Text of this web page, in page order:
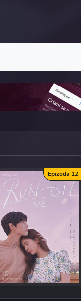
Epizoda 12
Episod